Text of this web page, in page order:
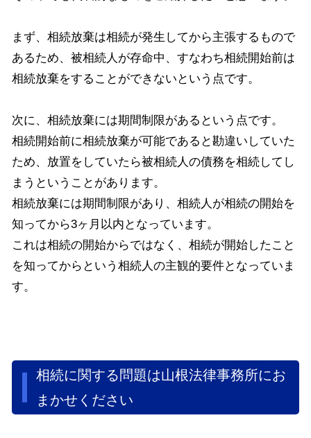
まず、相続放棄は相続が発生してから主張するもので
あるため、被相続人が存命中、すなわち相続開始前は
相続放棄をすることができないという点です。
次に、相続放棄には期間制限があるという点です。
相続開始前に相続放棄が可能であると勘違いしていた
ため、放置をしていたら被相続人の債務を相続してし
まうということがあります。
相続放棄には期間制限があり、相続人が相続の開始を
知ってから3ヶ月以内となっています。
これは相続の開始からではなく、相続が開始したこと
を知ってからという相続人の主観的要件となっていま
す。
相続に関する問題は山根法律事務所にお
まかせください